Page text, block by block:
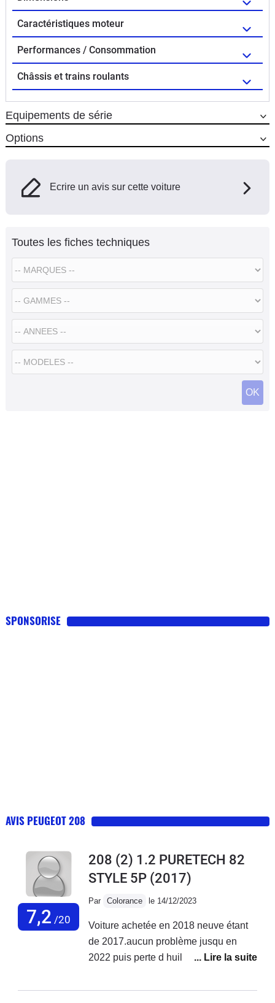
Caractéristiques moteur
Performances / Consommation
Châssis et trains roulants
Equipements de série
Options
Ecrire un avis sur cette voiture
Toutes les fiches techniques
SPONSORISE
AVIS PEUGEOT 208
7,2 /20
208 (2) 1.2 PURETECH 82
STYLE 5P (2017)
Par Colorance le 14/12/2023
Voiture achetée en 2018 neuve étant
de 2017.aucun problème jusqu en
2022 puis perte d huile ++ à en
des pannes 2ooo euros de réparation